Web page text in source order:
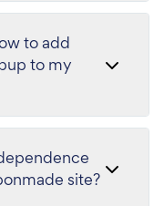
to add
to my
site?